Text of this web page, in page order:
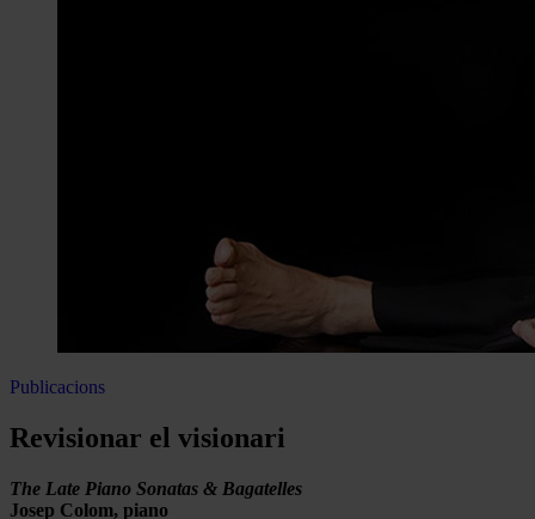
Publicacions
Revisionar el visionari
The Late Piano Sonatas & Bagatelles
Josep Colom, piano